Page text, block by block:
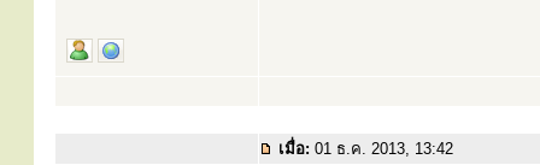
เมื่อ: 01 ธ.ค. 2013, 13:42